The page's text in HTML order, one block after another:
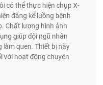
có thể thực hiện chụp X-
đáng kể luồng bệnh
Chất lượng hình ảnh
giúp đội ngũ nhân
làm quen. Thiết bị này
với hoạt động chuyên